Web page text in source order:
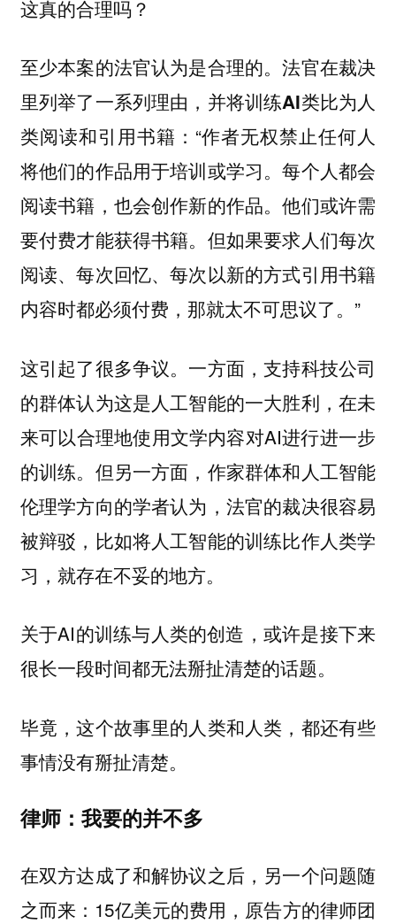
这真的合理吗？
至少本案的法官认为是合理的。法官在裁决
里列举了一系列理由，并将训练AI类比为人
类阅读和引用书籍 ：“作者无权禁止任何人
将他们的作品用于培训或学习。每个人都会
阅读书籍，也会创作新的作品。他们或许需
要付费才能获得书籍。但如果要求人们每次
阅读、每次回忆、每次以新的方式引用书籍
内容时都必须付费，那就太不可思议了。”
这引起了很多争议。一方面，支持科技公司
的群体认为这是人工智能的一大胜利，在未
来可以合理地使用文学内容对AI进行进一步
的训练。但另一方面，作家群体和人工智能
伦理学方向的学者认为，法官的裁决很容易
被辩驳，比如将人工智能的训练比作人类学
习，就存在不妥的地方。
关于AI的训练与人类的创造，或许是接下来
很长一段时间都无法掰扯清楚的话题。
毕竟，这个故事里的人类和人类，都还有些
事情没有掰扯清楚。
律师：我要的并不多
在双方达成了和解协议之后，另一个问题随
之而来：15亿美元的费用，原告方的律师团